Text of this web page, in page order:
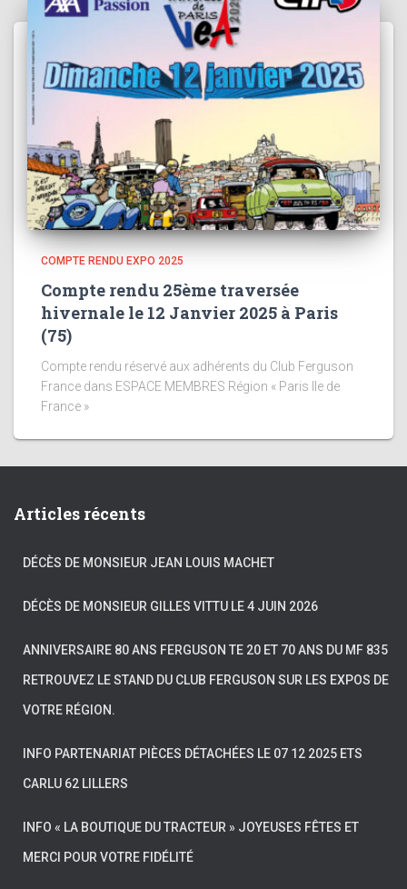
COMPTE RENDU EXPO 2025
Compte rendu 25ème traversée
hivernale le 12 Janvier 2025 à Paris
(75)
Compte rendu réservé aux adhérents du Club Ferguson
France dans ESPACE MEMBRES Région « Paris Ile de
France »
Articles récents
DÉCÈS DE MONSIEUR JEAN LOUIS MACHET
DÉCÈS DE MONSIEUR GILLES VITTU LE 4 JUIN 2026
ANNIVERSAIRE 80 ANS FERGUSON TE 20 ET 70 ANS DU MF 835
RETROUVEZ LE STAND DU CLUB FERGUSON SUR LES EXPOS DE
VOTRE RÉGION.
INFO PARTENARIAT PIÈCES DÉTACHÉES LE 07 12 2025 ETS
CARLU 62 LILLERS
INFO « LA BOUTIQUE DU TRACTEUR » JOYEUSES FÊTES ET
MERCI POUR VOTRE FIDÉLITÉ